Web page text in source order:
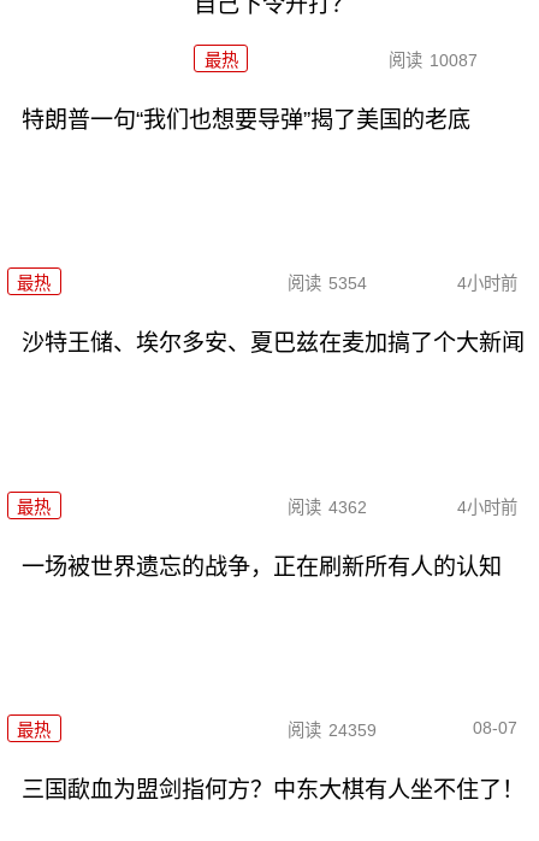
最热 阅读 10087
特朗普一句“我们也想要导弹”揭了美国的老底
最热 阅读 5354 4小时前
沙特王储、埃尔多安、夏巴兹在麦加搞了个大新闻
最热 阅读 4362 4小时前
一场被世界遗忘的战争，正在刷新所有人的认知
最热 阅读 24359 08-07
三国歃血为盟剑指何方？中东大棋有人坐不住了！